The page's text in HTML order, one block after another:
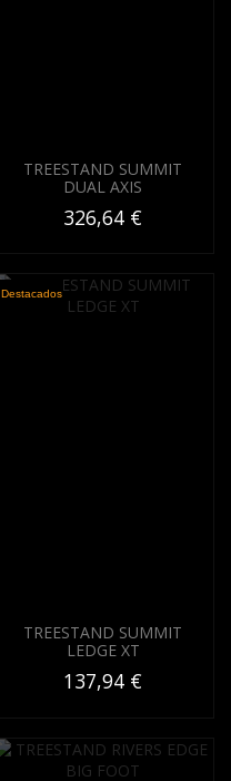
TREESTAND SUMMIT
DUAL AXIS
326,64 €
Destacados
TREESTAND SUMMIT
LEDGE XT
137,94 €